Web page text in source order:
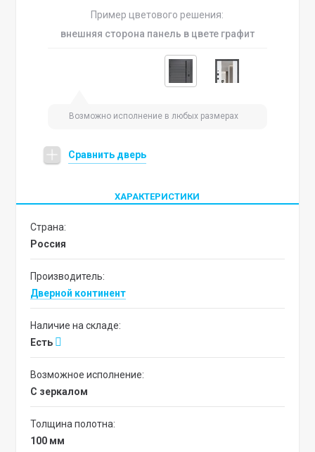
Пример цветового решения:
внешняя сторона панель в цвете графит
Возможно исполнение в любых размерах
Сравнить дверь
ХАРАКТЕРИСТИКИ
Страна:
Россия
Производитель:
Дверной континент
Наличие на складе:
Есть
Возможное исполнение:
с зеркалом
Толщина полотна:
100 мм